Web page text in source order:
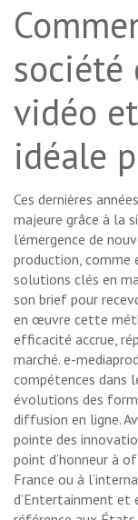
société
vidéo
idéale
Ces dernières
majeure grâce à la
l’émergence de
production, comme
solutions clés en
son brief pour
en œuvre cette
efficacité accrue,
marché. e-
compétences dans
évolutions des
diffusion en ligne.
pointe des
point d’honneur à
France ou à
d’Entertainment et